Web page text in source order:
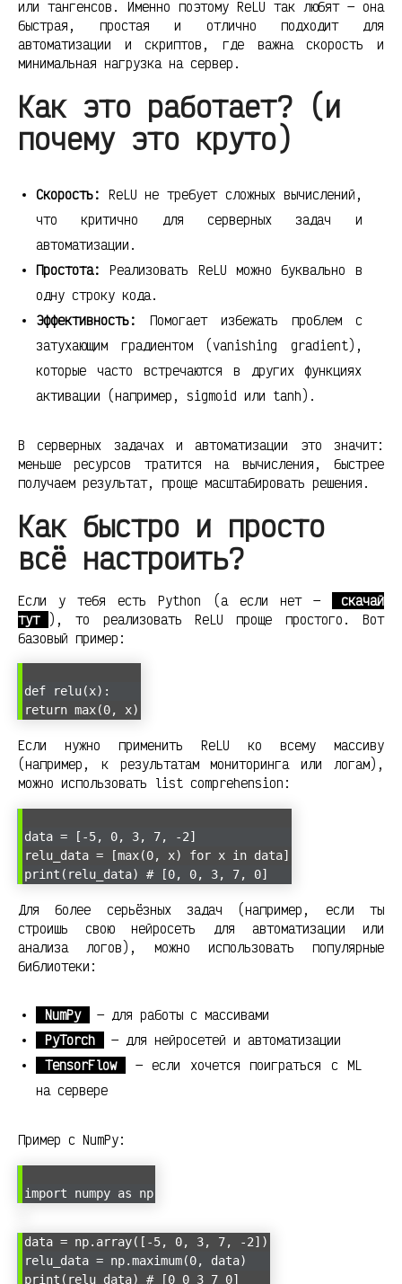
или тангенсов. Именно поэтому ReLU так любят — она
быстрая, простая и отлично подходит для
автоматизации и скриптов, где важна скорость и
минимальная нагрузка на сервер.
Как это работает? (и
почему это круто)
Скорость: ReLU не требует сложных вычислений,
что критично для серверных задач и
автоматизации.
Простота:
Реализовать ReLU можно буквально в
одну строку кода.
Эффективность:
Помогает избежать проблем с
затухающим градиентом (vanishing gradient),
которые часто встречаются в других функциях
активации (например, sigmoid или tanh).
В серверных задачах и автоматизации это значит:
меньше ресурсов тратится на вычисления, быстрее
получаем результат, проще масштабировать решения.
Как быстро и просто
всё настроить?
Если у тебя есть Python (а если нет —
скачай
тут
), то реализовать ReLU проще простого. Вот
базовый пример:
def relu(x):
return max(0, x)
Если нужно применить ReLU ко всему массиву
(например, к результатам мониторинга или логам),
можно использовать list comprehension:
data = [-5, 0, 3, 7, -2]
relu_data = [max(0, x) for x in data]
print(relu_data) # [0, 0, 3, 7, 0]
Для более серьёзных задач (например, если ты
строишь свою нейросеть для автоматизации или
анализа логов), можно использовать популярные
библиотеки:
NumPy
— для работы с массивами
PyTorch
— для нейросетей и автоматизации
TensorFlow
— если хочется поиграться с ML
на сервере
Пример с NumPy:
import numpy as np
data = np.array([-5, 0, 3, 7, -2])
relu_data = np.maximum(0, data)
print(relu_data) # [0 0 3 7 0]